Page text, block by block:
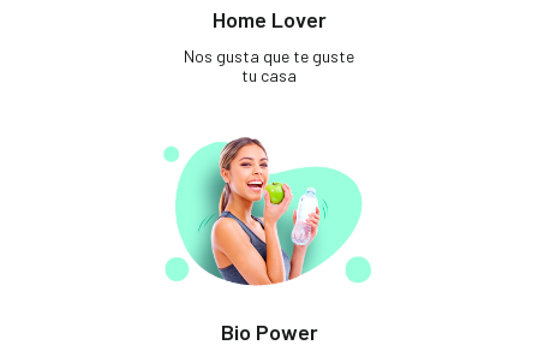
Home Lover
Nos gusta que te guste
tu casa
Bio Power